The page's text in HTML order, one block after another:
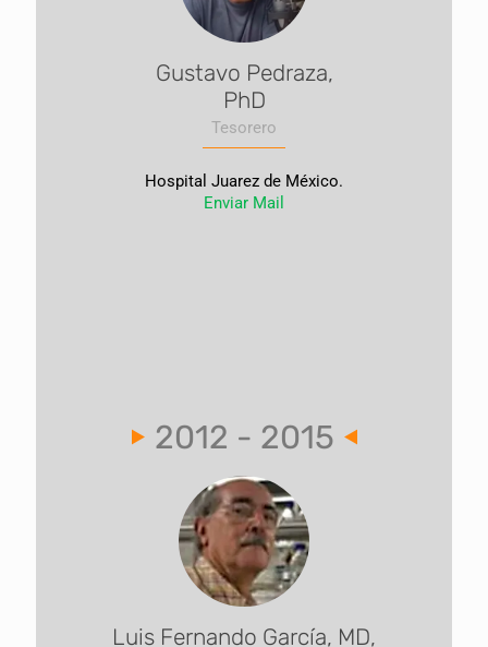
Gustavo Pedraza,
PhD
Tesorero
Hospital Juarez de México.
Enviar Mail
2012 - 2015
Luis Fernando García, MD,